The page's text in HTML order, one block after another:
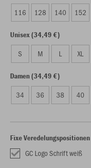
116 128 140 152
Unisex (34,49 €)
S M L XL
Damen (34,49 €)
34 36 38 40
Fixe Veredelungspositionen
GC Logo Schrift weiß